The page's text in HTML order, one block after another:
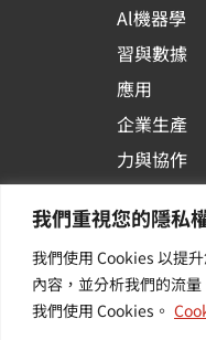
我們重視您的隱私
我們使用 Cookies 以提
內容，並分析我們的流
我們使用 Cookies。
Al機器學
習與數據
應用
企業生產
力與協作
台應用
其他／加
值服務